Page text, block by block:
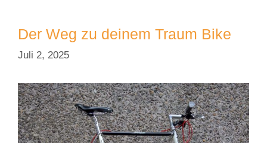
Der Weg zu deinem Traum Bike
Juli 2, 2025